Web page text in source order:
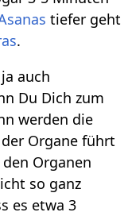
tiefer geht
.
auch
Du Dich zum
werden die
Organe führt
Organen
so ganz
es etwa 3